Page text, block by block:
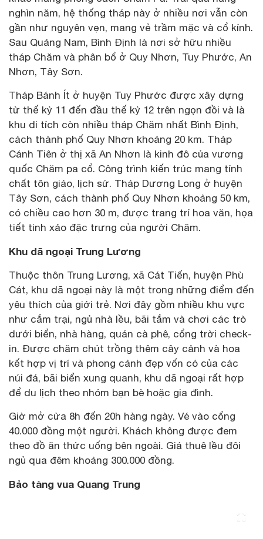
nghìn năm, hệ thống tháp này ở nhiều nơi vẫn còn
gần như nguyên vẹn, mang vẻ trầm mặc và cổ kính.
Sau Quảng Nam, Bình Định là nơi sở hữu nhiều
tháp Chăm và phân bổ ở Quy Nhơn, Tuy Phước, An
Nhơn, Tây Sơn.
Tháp Bánh Ít ở huyện Tuy Phước được xây dựng
từ thế kỷ 11 đến đầu thế kỷ 12 trên ngọn đồi và là
khu di tích còn nhiều tháp Chăm nhất Bình Định,
cách thành phố Quy Nhơn khoảng 20 km. Tháp
Cánh Tiên ở thị xã An Nhơn là kinh đô của vương
quốc Chăm pa cổ. Công trình kiến trúc mang tính
chất tôn giáo, lịch sử. Tháp Dương Long ở huyện
Tây Sơn, cách thành phố Quy Nhơn khoảng 50 km,
có chiều cao hơn 30 m, được trang trí hoa văn, họa
tiết tinh xảo đặc trưng của người Chăm.
Khu dã ngoại Trung Lương
Thuộc thôn Trung Lương, xã Cát Tiến, huyện Phù
Cát, khu dã ngoại này là một trong những điểm đến
yêu thích của giới trẻ. Nơi đây gồm nhiều khu vực
như cắm trại, ngủ nhà lều, bãi tắm và chơi các trò
dưới biển, nhà hàng, quán cà phê, cổng trời check-
in. Được chăm chút trồng thêm cây cảnh và hoa
kết hợp vị trí và phong cảnh đẹp vốn có của các
núi đá, bãi biển xung quanh, khu dã ngoại rất hợp
để du lịch theo nhóm bạn bè hoặc gia đình.
Giờ mở cửa 8h đến 20h hàng ngày. Vé vào cổng
40.000 đồng một người. Khách không được đem
theo đồ ăn thức uống bên ngoài. Giá thuê lều đôi
ngủ qua đêm khoảng 300.000 đồng.
Bảo tàng vua Quang Trung